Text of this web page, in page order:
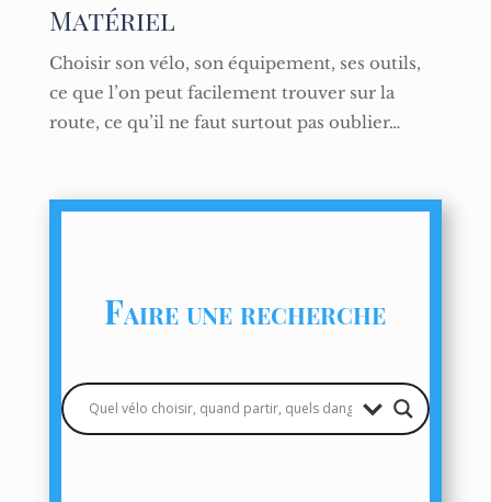
Matériel
Choisir son vélo, son équipement, ses outils,
ce que l’on peut facilement trouver sur la
route, ce qu’il ne faut surtout pas oublier…
Faire une recherche